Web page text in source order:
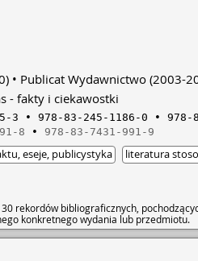
Publicat Wydawnictwo (2003-
- fakty i ciekawostki
3 978-83-245-1186-0 978-
8 978-83-7431-991-9
eseje, publicystyka literatura
rekordów bibliograficznych,
konkretnego wydania lub przedmiotu.